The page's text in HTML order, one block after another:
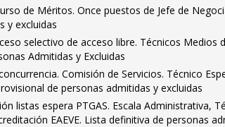
de Méritos. Once puestos de Jefe de
y excluidas
selectivo de acceso libre. Técnicos Medios
Admitidas y Excluidas
Comisión de Servicios. Técnico
de personas admitidas y excluidas
listas espera PTGAS. Escala Administrativa,
EAEVE. Lista definitiva de personas